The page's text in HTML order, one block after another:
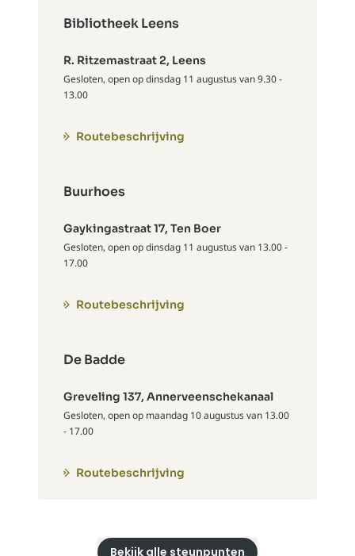
Bibliotheek Leens
R. Ritzemastraat 2, Leens
Gesloten, open op dinsdag 11 augustus van 9.30 -
13.00
Routebeschrijving
Buurhoes
Gaykingastraat 17, Ten Boer
Gesloten, open op dinsdag 11 augustus van 13.00 -
17.00
Routebeschrijving
De Badde
Greveling 137, Annerveenschekanaal
Gesloten, open op maandag 10 augustus van 13.00
- 17.00
Routebeschrijving
Bekijk alle steunpunten